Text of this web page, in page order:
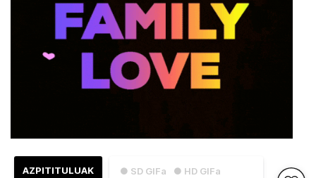
● SD GIFa
● HD GIFa
AZPITITULUAK